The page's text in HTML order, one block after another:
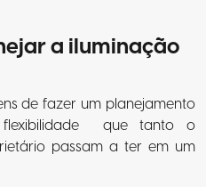
a iluminação
de fazer um planejamento
que tanto o
passam a ter em um